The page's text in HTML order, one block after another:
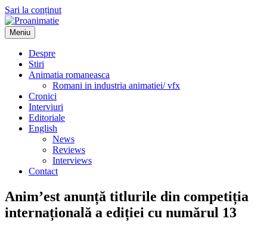
Sari la conținut
Proanimatie
Stiri despre filme de animatie
Meniu
Despre
Stiri
Animatia romaneasca
Romani in industria animatiei/ vfx
Cronici
Interviuri
Editoriale
English
News
Reviews
Interviews
Contact
Anim’est anunță titlurile din competiția
internațională a ediției cu numărul 13